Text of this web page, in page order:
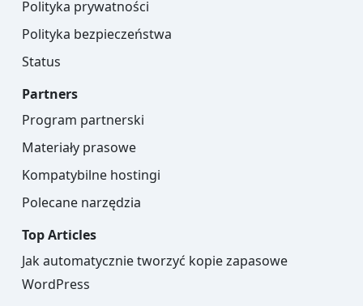
Polityka prywatności
Polityka bezpieczeństwa
Status
Partners
Program partnerski
Materiały prasowe
Kompatybilne hostingi
Polecane narzędzia
Top Articles
Jak automatycznie tworzyć kopie zapasowe
WordPress